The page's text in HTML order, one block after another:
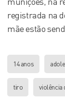
registrada na
mãe estão
14 anos
tiro violência